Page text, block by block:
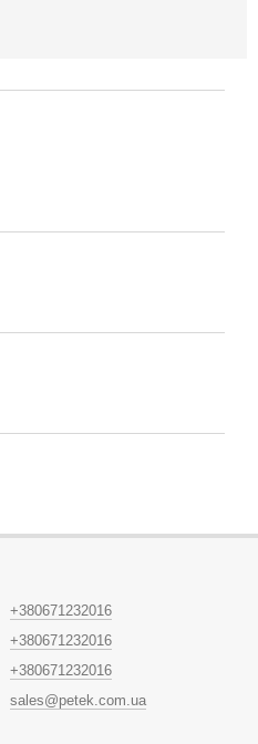
+380671232016
+380671232016
+380671232016
sales@petek.com.ua